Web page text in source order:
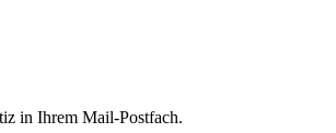
in Ihrem Mail-Postfach.